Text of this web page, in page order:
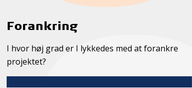
Forankring
I hvor høj grad er I lykkedes med at forankre
projektet?